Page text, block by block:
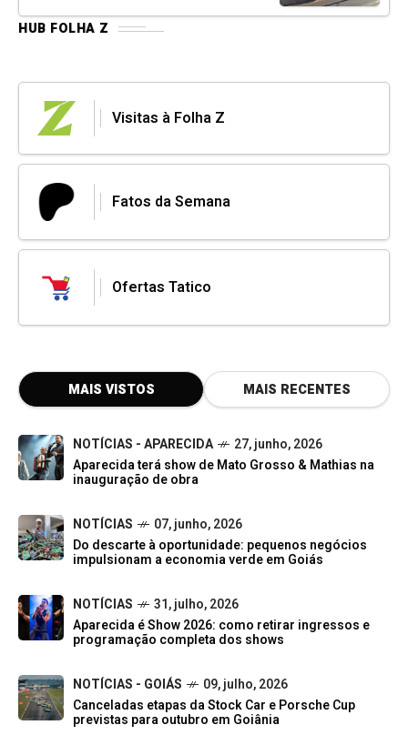
HUB FOLHA Z
Visitas à Folha Z
Fatos da Semana
Ofertas Tatico
MAIS VISTOS MAIS RECENTES
NOTÍCIAS - APARECIDA
27, junho, 2026
Aparecida terá show de Mato Grosso & Mathias na
inauguração de obra
NOTÍCIAS
07, junho, 2026
Do descarte à oportunidade: pequenos negócios
impulsionam a economia verde em Goiás
NOTÍCIAS
31, julho, 2026
Aparecida é Show 2026: como retirar ingressos e
programação completa dos shows
NOTÍCIAS - GOIÁS
09, julho, 2026
Canceladas etapas da Stock Car e Porsche Cup
previstas para outubro em Goiânia